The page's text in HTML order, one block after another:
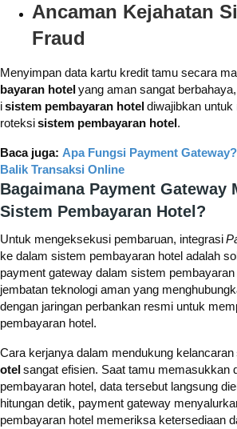
Ancaman Kejahatan
Fraud
Menyimpan data kartu kredit tamu secara
bayaran hotelyang aman sangat
isistem pembayaran hoteldiwajibkan untuk
roteksisistem pembayaran hotel.
Baca juga: Apa Fungsi Payment
Balik Transaksi Online
Bagaimana Payment Gateway
Sistem Pembayaran Hotel?
Untuk mengeksekusi pembaruan, integrasi
ke dalam sistem pembayaran hotel adalah
payment gateway dalam sistem
jembatan teknologi aman yang
dengan jaringan perbankan resmi untuk
pembayaran hotel.
Cara kerjanya dalam mendukung kelancaran
otelsangat efisien. Saat tamu memasukkan
pembayaran hotel, data tersebut langsung
hitungan detik, payment gateway
pembayaran hotel memeriksa ketersediaan